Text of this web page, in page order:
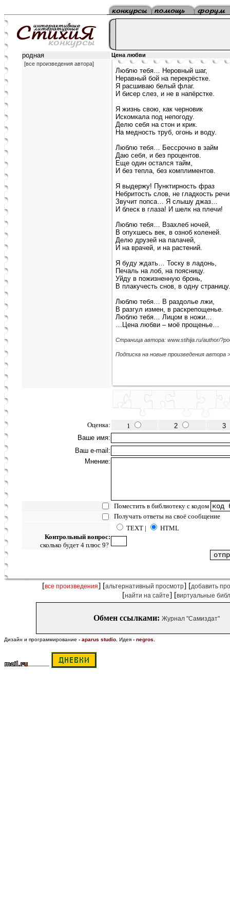
родная
Цена любви
[все произведения автора]
Люблю тебя… Неровный шаг,
Неравный бой на перекрёстке.
Я расшиваю белый флаг.
И бисер слез, и не в напёрстке.
Я жизнь свою, как черновик
Искомкала под непогоду.
Делю себя на стон и крик.
На медность труб, огонь и воду.
Люблю тебя… Бессрочно в займ
Даю себя, и без процентов.
Еще один остался тайм,
И без тепла, без комплиментов.
Я выдержу! Пунктирность фраз
Небритость слов, не гладкость речи
Звучит попса… Я слышу джаз…
И блеск в глаза! И шелк на плечи!
Люблю тебя… Взахлеб ночей,
В опухшесь век, в озноб коленей.
Делю друзей на палачей,
И на врачей, и на растений.
Я буду ждать… Тоску в ладонь,
Печаль на лоб, на поясницу.
Уйду в пожизненную бронь,
В плакучесть снов, в одну страницу.
Люблю тебя… В раздолье лжи,
В разгул измен, в раскрепощенье.
Люблю тебя… Лицом в ножи…
…Цена любви – моё прощенье…
Страница автора: www.stihija.ru/author/
Подписка на новые произведения автора
Оценка: 1 2
3
Ваше имя:
Ваш e-mail:
Мнение:
Поместить в библиотеку с кодом
Получать ответы на своё сообщение
TEXT |
HTML
Контрольный вопрос:
сколько будет 4 плюс 9?
[все произведения] [альтернативный просмотр] [добавить
[найти на сайте] [виртуальные
Обмен ссылками: Журнал "Самиздат"
Дизайн и программирование - aparus studio Идея - negros